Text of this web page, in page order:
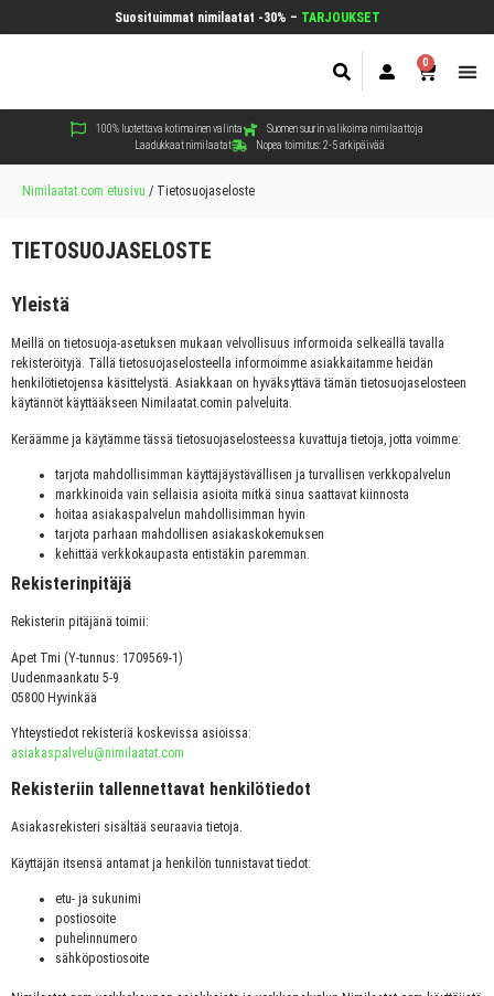
Suosituimmat nimilaatat -30% – TARJOUKSET
0
100% luotettava kotimainen valinta
Suomen suurin valikoima nimilaattoja
Laadukkaat nimilaatat
Nopea toimitus: 2-5 arkipäivää
Nimilaatat.com etusivu / Tietosuojaseloste
TIETOSUOJASELOSTE
Yleistä
Meillä on tietosuoja-asetuksen mukaan velvollisuus informoida selkeällä tavalla
rekisteröityjä. Tällä tietosuojaselosteella informoimme asiakkaitamme heidän
henkilötietojensa käsittelystä. Asiakkaan on hyväksyttävä tämän tietosuojaselosteen
käytännöt käyttääkseen Nimilaatat.comin palveluita.
Keräämme ja käytämme tässä tietosuojaselosteessa kuvattuja tietoja, jotta voimme:
tarjota mahdollisimman käyttäjäystävällisen ja turvallisen verkkopalvelun
markkinoida vain sellaisia asioita mitkä sinua saattavat kiinnosta
hoitaa asiakaspalvelun mahdollisimman hyvin
tarjota parhaan mahdollisen asiakaskokemuksen
kehittää verkkokaupasta entistäkin paremman.
Rekisterinpitäjä
Rekisterin pitäjänä toimii:
Apet Tmi (Y-tunnus: 1709569-1)
Uudenmaankatu 5-9
05800 Hyvinkää
Yhteystiedot rekisteriä koskevissa asioissa:
asiakaspalvelu@nimilaatat.com
Rekisteriin tallennettavat henkilötiedot
Asiakasrekisteri sisältää seuraavia tietoja.
Käyttäjän itsensä antamat ja henkilön tunnistavat tiedot:
etu- ja sukunimi
postiosoite
puhelinnumero
sähköpostiosoite